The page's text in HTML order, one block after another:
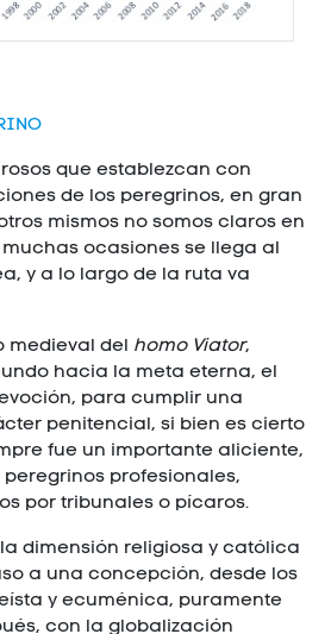
que establezcan con
de los peregrinos, en gran
mismos no somos claros en
ocasiones se llega al
y a lo largo de la ruta va
medieval del homo Viator,
hacia la meta eterna, el
para cumplir una
penitencial, si bien es cierto
fue un importante aliciente,
profesionales,
por tribunales o pícaros.
dimensión religiosa y católica
a una concepción, desde los
y ecuménica, puramente
con la globalización